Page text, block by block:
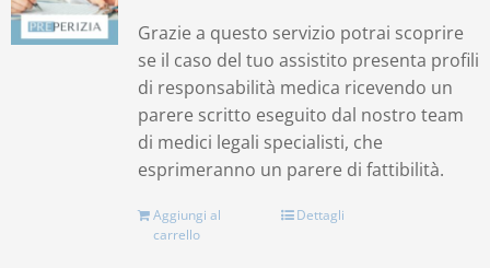
Grazie a questo servizio potrai scoprire
se il caso del tuo assistito presenta profili
di responsabilità medica ricevendo un
parere scritto eseguito dal nostro team
di medici legali specialisti, che
esprimeranno un parere di fattibilità.
Aggiungi al
carrello
Dettagli